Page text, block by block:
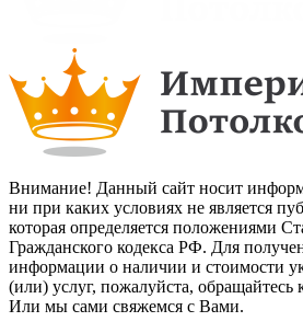
Внимание! Данный сайт носит
ни при каких условиях не является
которая определяется положениями
Гражданского кодекса РФ. Для
информации о наличии и стоимости
(или) услуг, пожалуйста,
Или мы сами свяжемся с Вами.